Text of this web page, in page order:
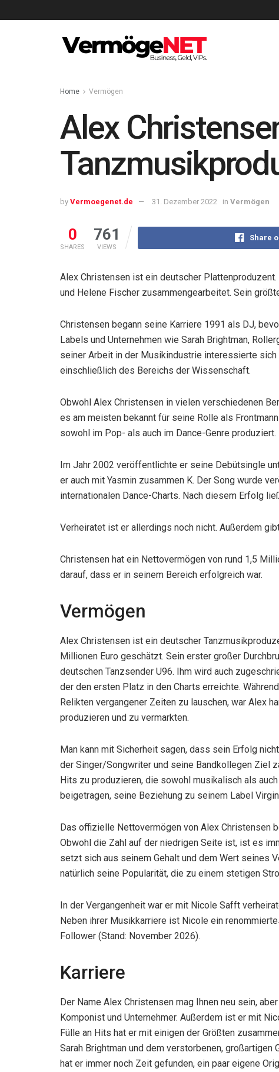
Home Vermögen
Alex
by Vermoegenet.de 31. Dezember 2022 in Vermögen
0
SHARES
761
VIEWS
Share
Alex Christensen ist ein deutscher
und Helene Fischer zusammengearbeitet. Sein
Christensen begann seine Karriere 1991 als DJ,
Labels und Unternehmen wie Sarah Brightman,
seiner Arbeit in der Musikindustrie interessierte sich
einschließlich des Bereichs der Wissenschaft.
Obwohl Alex Christensen in vielen verschiedenen
es am meisten bekannt für seine Rolle als
sowohl im Pop- als auch im Dance-Genre produziert.
Im Jahr 2002 veröffentlichte er seine Debütsingle
er auch mit Yasmin zusammen K. Der Song wurde
internationalen Dance-Charts. Nach diesem Erfolg
Verheiratet ist er allerdings noch nicht. Außerdem
Christensen hat ein Nettovermögen von rund 1,5
darauf, dass er in seinem Bereich erfolgreich war.
Vermögen
Alex Christensen ist ein deutscher
Millionen Euro geschätzt. Sein erster großer
deutschen Tanzsender U96. Ihm wird auch
der den ersten Platz in den Charts erreichte.
Relikten vergangener Zeiten zu lauschen, war Alex
produzieren und zu vermarkten.
Man kann mit Sicherheit sagen, dass sein Erfolg
der Singer/Songwriter und seine Bandkollegen Ziel
Hits zu produzieren, die sowohl musikalisch als
beigetragen, seine Beziehung zu seinem Label
Das offizielle Nettovermögen von Alex Christensen
Obwohl die Zahl auf der niedrigen Seite ist, ist es
setzt sich aus seinem Gehalt und dem Wert seines
natürlich seine Popularität, die zu einem stetigen
In der Vergangenheit war er mit Nicole Safft
Neben ihrer Musikkarriere ist Nicole ein
Follower (Stand: November 2026).
Karriere
Der Name Alex Christensen mag Ihnen neu sein,
Komponist und Unternehmer. Außerdem ist er mit
Fülle an Hits hat er mit einigen der Größten
Sarah Brightman und dem verstorbenen,
hat er immer noch Zeit gefunden, ein paar eigene